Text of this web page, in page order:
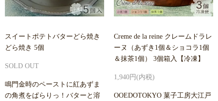
スイートポテトバターどら焼き
どら焼き 5個
SOLD OUT
鳴門金時のペーストに紅あずま
の角煮をぱらりっ！バターと溶
Creme de la reine クレームドラレ
ーヌ（あずき1個＆ショコラ1個
＆抹茶1個） 3個箱入【冷凍】
1,940円(内税)
OOEDOTOKYO 菓子工房大江戸